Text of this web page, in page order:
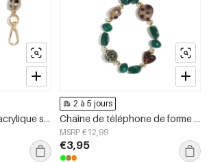
Porte-téléphone en acrylique simple, forme géométrique, accessoire du quotidien
2 à 5 jours
Chaîne de téléphone de forme irrégulière, simple, en acrylique, accessoire du quotidien
MSRP €12,99
€3,95